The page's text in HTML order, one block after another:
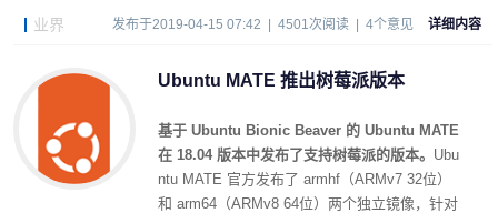
业界 发布于2019-04-15 07:42 | 4501次阅读 | 4个意见 详细内容
Ubuntu MATE 推出树莓派版本
基于 Ubuntu Bionic Beaver 的 Ubuntu MATE
在 18.04 版本中发布了支持树莓派的版本。 Ubu
ntu MATE 官方发布了 armhf（ARMv7 32位）
和 arm64（ARMv8 64位）两个独立镜像，针对